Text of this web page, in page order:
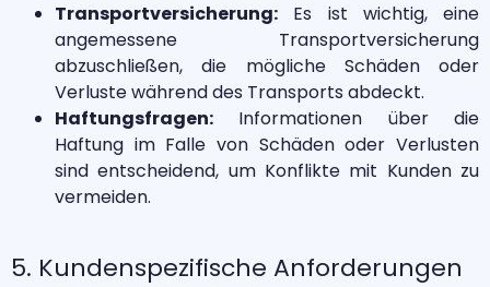
Transportversicherung: Es ist wichtig, eine
angemessene Transportversicherung
abzuschließen, die mögliche Schäden oder
Verluste während des Transports abdeckt.
Haftungsfragen: Informationen über die
Haftung im Falle von Schäden oder Verlusten
sind entscheidend, um Konflikte mit Kunden zu
vermeiden.
5. Kundenspezifische Anforderungen